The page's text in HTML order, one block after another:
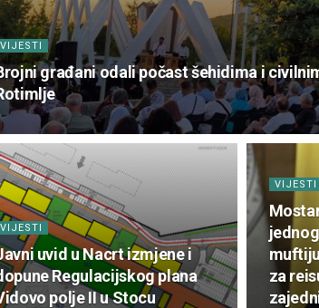
VIJESTI
građani odali počast šehidima i
VIJESTI
uvid u Nacrt izmjene i
Regulacijskog plana
polje II u Stocu
VIJESTI
za